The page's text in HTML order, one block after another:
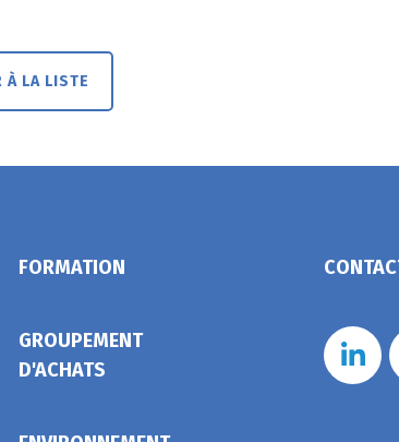
À LA LISTE
FORMATION
GROUPEMENT
D'ACHATS